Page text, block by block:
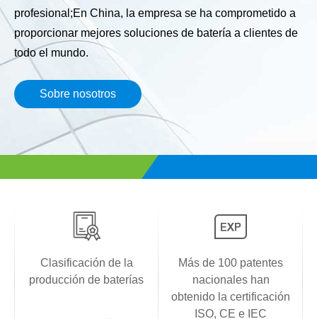
profesional;En China, la empresa se ha comprometido a
proporcionar mejores soluciones de batería a clientes de
todo el mundo.
Sobre nosotros
Clasificación de la
producción de baterías
Más de 100 patentes
nacionales han
obtenido la certificación
ISO, CE e IEC